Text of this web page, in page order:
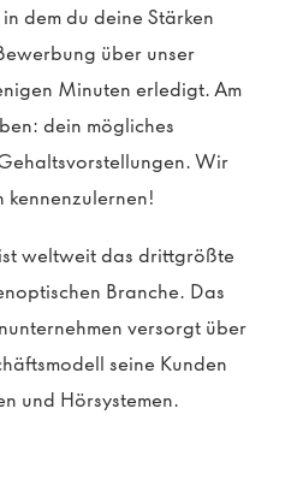
dem du deine Stärken
über unser
Minuten erledigt. Am
dein mögliches
Wir
kennenzulernen!
weltweit das drittgrößte
Branche. Das
versorgt über
seine Kunden
und Hörsystemen.